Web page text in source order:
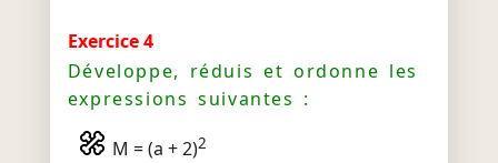
Exercice 4
Développe, réduis et ordonne les
expressions suivantes :
M = (a + 2)2